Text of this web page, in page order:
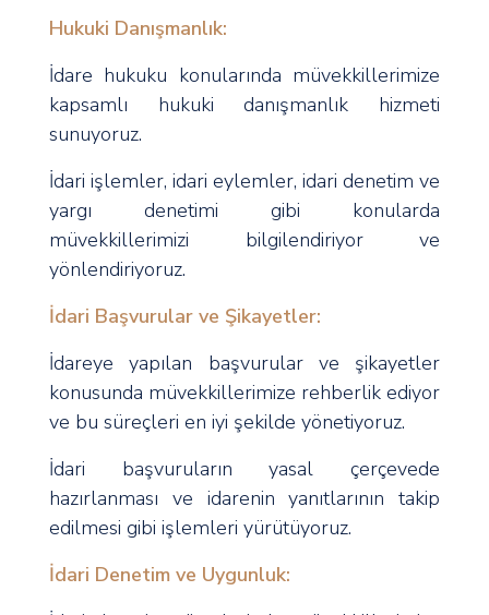
Hukuki Danışmanlık:
İdare hukuku konularında müvekkillerimize
kapsamlı hukuki danışmanlık hizmeti
sunuyoruz.
İdari işlemler, idari eylemler, idari denetim ve
yargı denetimi gibi konularda
müvekkillerimizi bilgilendiriyor ve
yönlendiriyoruz.
İdari Başvurular ve Şikayetler:
İdareye yapılan başvurular ve şikayetler
konusunda müvekkillerimize rehberlik ediyor
ve bu süreçleri en iyi şekilde yönetiyoruz.
İdari başvuruların yasal çerçevede
hazırlanması ve idarenin yanıtlarının takip
edilmesi gibi işlemleri yürütüyoruz.
İdari Denetim ve Uygunluk: